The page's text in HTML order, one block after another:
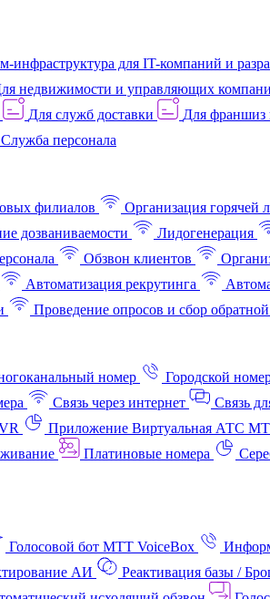
инфраструктура для IT-компаний и
недвижимости и управляющих
Для служб доставки Для франшиз
Служба персонала
филиалов Организация горячей
дозваниваемости Лидогенерация
Обзвон клиентов
Автоматизация рекрутинга
Проведение опросов и сбор обратной
номер Городской
Связь через интернет
Связь
Приложение Виртуальная АТС
Платиновые номера
Голосовой бот МТТ VoiceBox
АИ Реактивация базы /